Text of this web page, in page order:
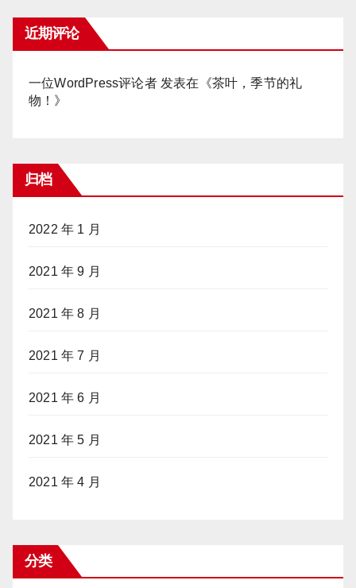
近期评论
一位WordPress评论者发表在《茶叶，季节的礼
物！ 》
归档
2022 年 1 月
2021 年 9 月
2021 年 8 月
2021 年 7 月
2021 年 6 月
2021 年 5 月
2021 年 4 月
分类